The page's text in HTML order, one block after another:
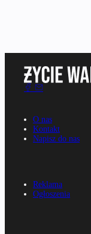
O nas
Kontakt
Napisz do nas
Reklama
Ogłoszenia